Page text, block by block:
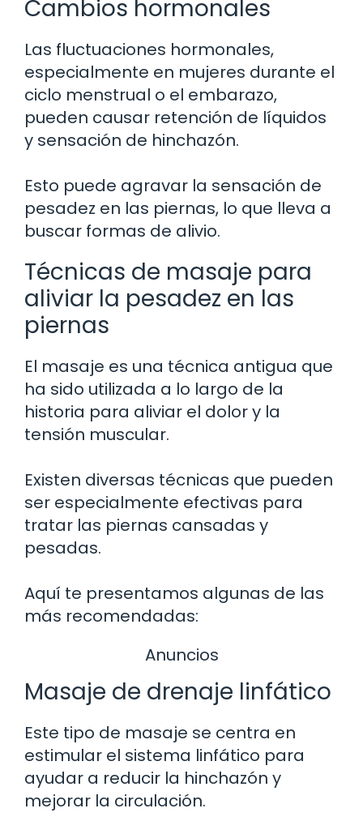
Cambios hormonales
Las fluctuaciones hormonales,
especialmente en mujeres durante el
ciclo menstrual o el embarazo,
pueden causar retención de líquidos
y sensación de hinchazón.
Esto puede agravar la sensación de
pesadez en las piernas, lo que lleva a
buscar formas de alivio.
Técnicas de masaje para
aliviar la pesadez en las
piernas
El masaje es una técnica antigua que
ha sido utilizada a lo largo de la
historia para aliviar el dolor y la
tensión muscular.
Existen diversas técnicas que pueden
ser especialmente efectivas para
tratar las piernas cansadas y
pesadas.
Aquí te presentamos algunas de las
más recomendadas:
Anuncios
Masaje de drenaje linfático
Este tipo de masaje se centra en
estimular el sistema linfático para
ayudar a reducir la hinchazón y
mejorar la circulación.